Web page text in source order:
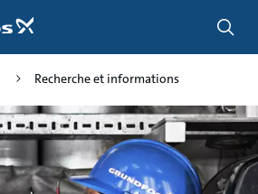
Recherche et informations